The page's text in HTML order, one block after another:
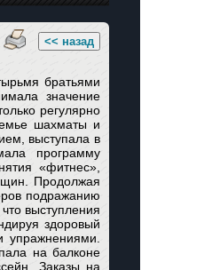
<< назад
братьями
значение
регулярно
шахматы и
выступала в
программу
«фитнес»,
Продолжая
подражанию
выступления
здоровый
упражнениями.
на балконе
Заказы на